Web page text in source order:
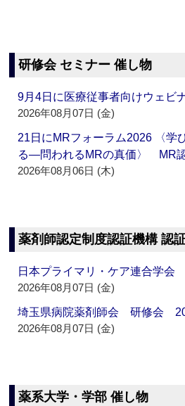
研修会 セミナー 催し物
9月4日に医療従事者向けウェ
2026年08月07日 (金)
21日にMRフォーラム2026 〈学
る―問われるMRの真価〉 MR
2026年08月06日 (木)
薬剤師認定制度認証機構 認
日本プライマリ・ケア連合学
2026年08月07日 (金)
埼玉県病院薬剤師会 研修会
2026年08月07日 (金)
薬系大学・学部 催し物